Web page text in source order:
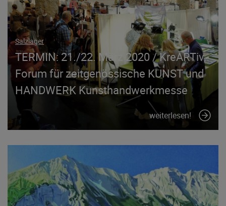
Salzlager
TERMIN: 21./22. März 2020 / KreARTiv,
Forum für zeitgenössische KUNST und
HANDWERK Kunsthandwerkmesse
weiterlesen!